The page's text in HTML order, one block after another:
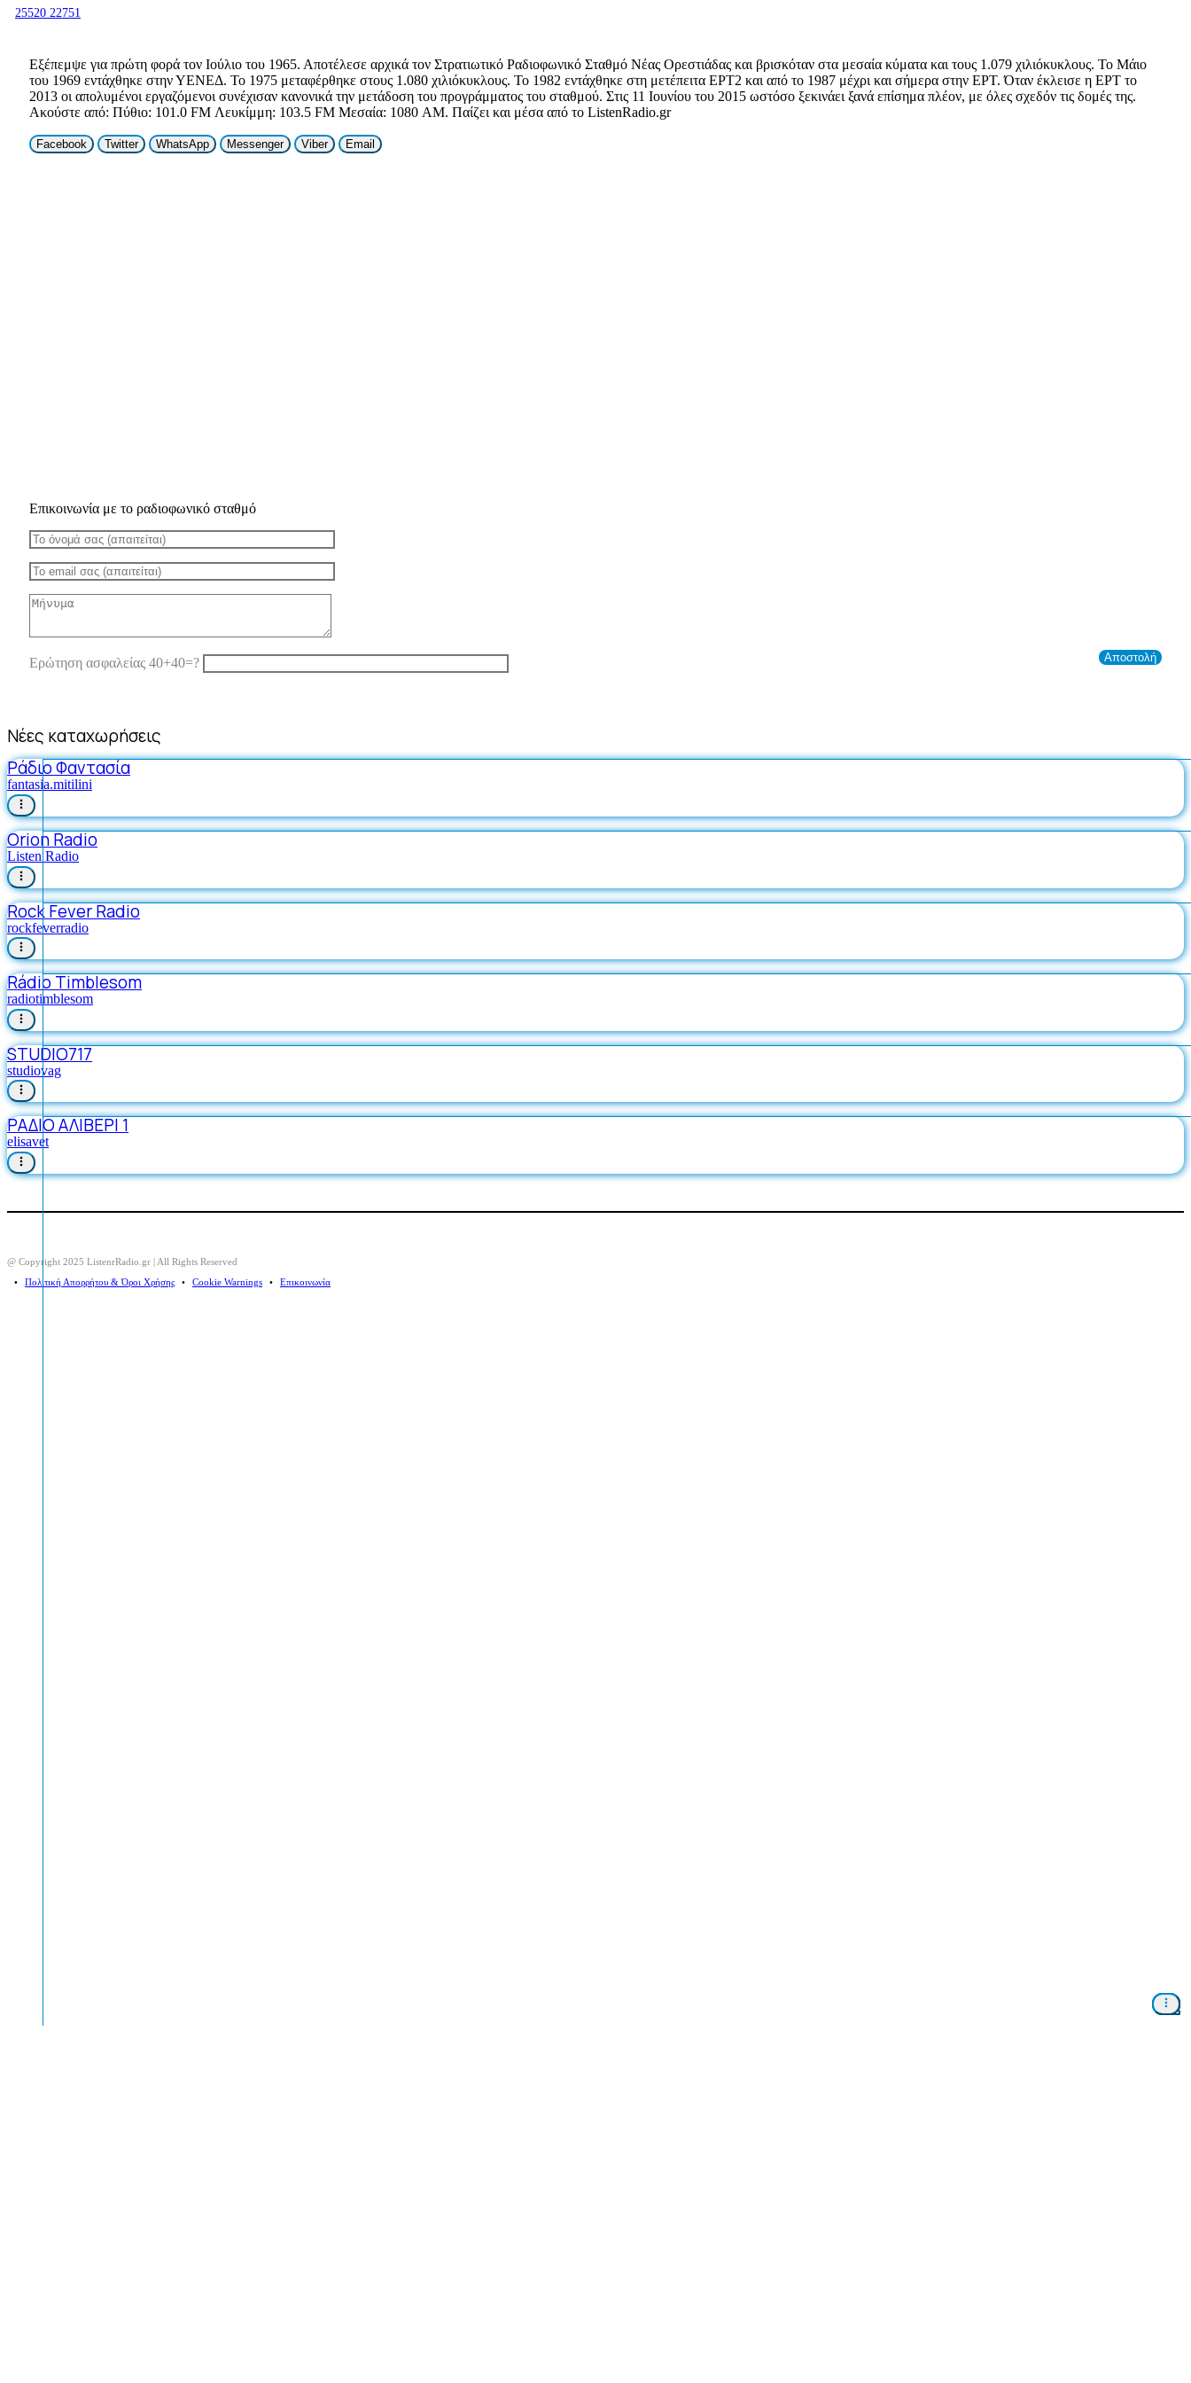
25520 22751
Εξέπεμψε για πρώτη φορά τον Ιούλιο του 1965. Αποτέλεσε αρχικά τον Στρατιωτικό Ραδιοφωνικό Σταθμό Νέας Ορεστιάδας και βρισκόταν στα μεσαία κύματα και τους 1.079 χιλιόκυκλους. Το Μάιο
του 1969 εντάχθηκε στην ΥΕΝΕΔ. Το 1975 μεταφέρθηκε στους 1.080 χιλιόκυκλους. Το 1982 εντάχθηκε στη μετέπειτα ΕΡΤ2 και από το 1987 μέχρι και σήμερα στην ΕΡΤ. Όταν έκλεισε η ΕΡΤ το
2013 οι απολυμένοι εργαζόμενοι συνέχισαν κανονικά την μετάδοση του προγράμματος του σταθμού. Στις 11 Ιουνίου του 2015 ωστόσο ξεκινάει ξανά επίσημα πλέον, με όλες σχεδόν τις δομές της.
Ακούστε από: Πύθιο: 101.0 FM Λευκίμμη: 103.5 FM Μεσαία: 1080 AM. Παίζει και μέσα από το ListenRadio.gr
Facebook Twitter WhatsApp Messenger Viber Email
Επικοινωνία με το ραδιοφωνικό σταθμό
Ερώτηση ασφαλείας 40+40=?
Νέες καταχωρήσεις
Ράδιο Φαντασία
fantasia.mitilini
Orion Radio
Listen Radio
Rock Fever Radio
rockfeverradio
Rádio Timblesom
radiotimblesom
STUDIO717
studiovag
ΡΑΔΙΟ ΑΛΙΒΕΡΙ 1
elisavet
@ Copyright 2025 ListenrRadio.gr | All Rights Reserved
⠀•⠀ Πολιτική Απορρήτου & Όροι Χρήσης ⠀•⠀ Cookie Warnings ⠀•⠀ Επικοινωνία